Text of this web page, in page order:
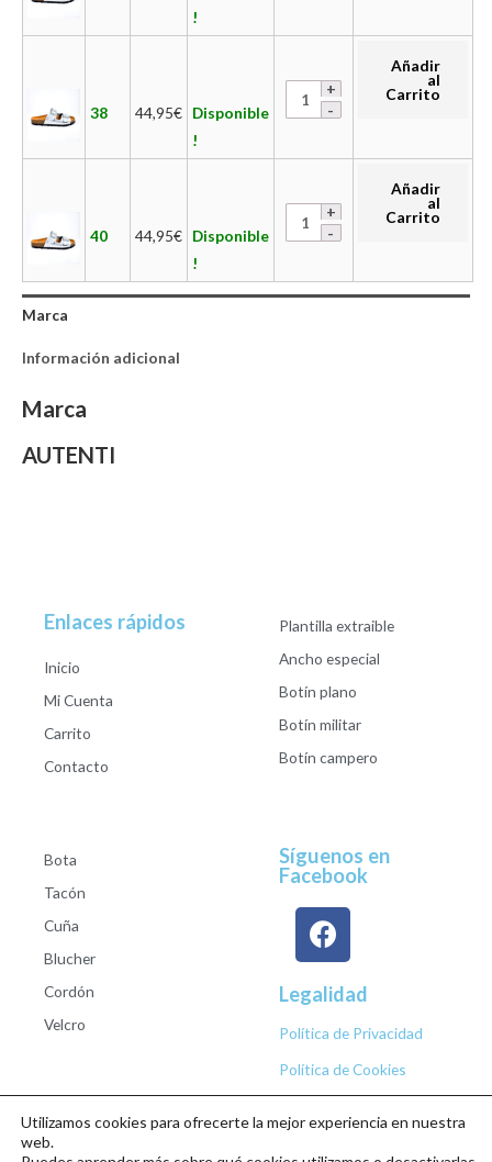
!
38 44,95€ Disponible
!
Añadir
al
Carrito
40 44,95€ Disponible
!
Añadir
al
Carrito
Marca
Información adicional
Marca
AUTENTI
Enlaces rápidos
Inicio
Mi Cuenta
Carrito
Contacto
Plantilla extraible
Ancho especial
Botín plano
Botín militar
Botín campero
Bota
Tacón
Cuña
Blucher
Cordón
Velcro
Síguenos en
Facebook
Legalidad
Política de Privacidad
Política de Cookies
Utilizamos cookies para ofrecerte la mejor experiencia en nuestra
web.